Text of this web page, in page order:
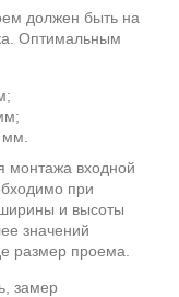
должен быть на
Оптимальным
монтажа входной
при
и высоты
значений
размер проема.
замер